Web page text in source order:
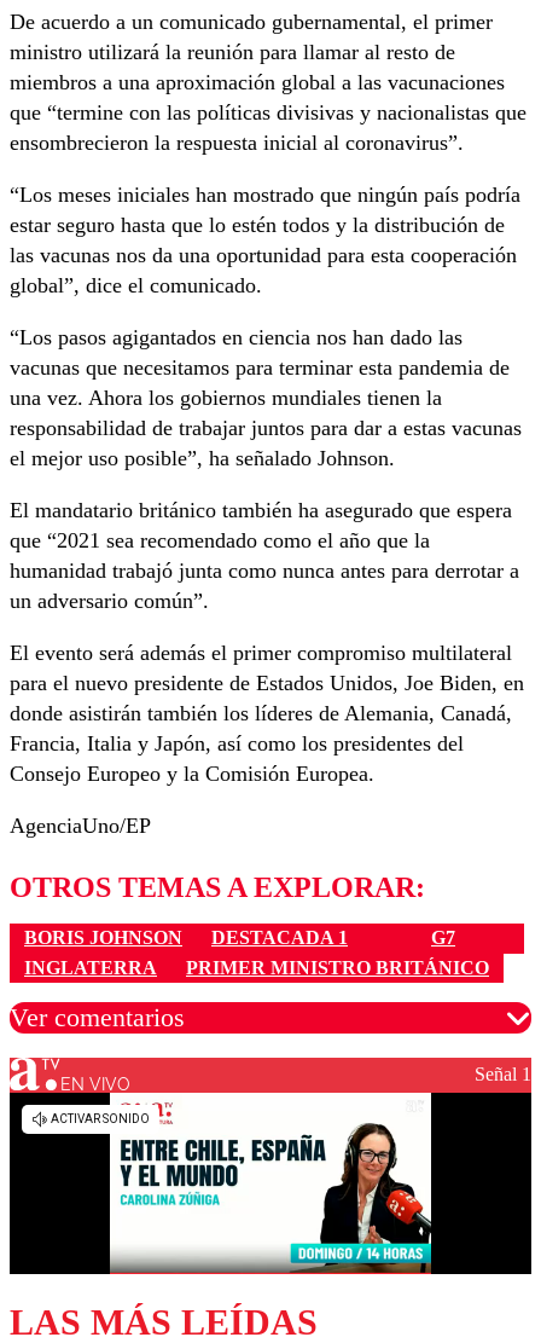
De acuerdo a un comunicado gubernamental, el primer
ministro utilizará la reunión para llamar al resto de
miembros a una aproximación global a las vacunaciones
que “termine con las políticas divisivas y nacionalistas que
ensombrecieron la respuesta inicial al coronavirus”.
“Los meses iniciales han mostrado que ningún país podría
estar seguro hasta que lo estén todos y la distribución de
las vacunas nos da una oportunidad para esta cooperación
global”, dice el comunicado.
“Los pasos agigantados en ciencia nos han dado las
vacunas que necesitamos para terminar esta pandemia de
una vez. Ahora los gobiernos mundiales tienen la
responsabilidad de trabajar juntos para dar a estas vacunas
el mejor uso posible”, ha señalado Johnson.
El mandatario británico también ha asegurado que espera
que “2021 sea recomendado como el año que la
humanidad trabajó junta como nunca antes para derrotar a
un adversario común”.
El evento será además el primer compromiso multilateral
para el nuevo presidente de Estados Unidos, Joe Biden, en
donde asistirán también los líderes de Alemania, Canadá,
Francia, Italia y Japón, así como los presidentes del
Consejo Europeo y la Comisión Europea.
AgenciaUno/EP
OTROS TEMAS A EXPLORAR:
BORIS JOHNSON DESTACADA 1
G7
INGLATERRA
PRIMER MINISTRO BRITÁNICO
Ver comentarios
Los comentarios son moderados para garantizar un
EN VIVO Señal 1
LAS MÁS LEÍDAS